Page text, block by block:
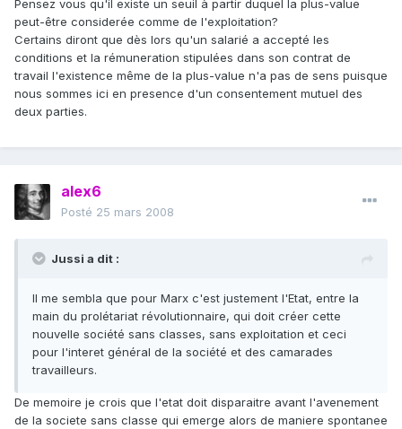
Pensez vous qu'il existe un seuil à partir duquel la plus-value
peut-être considerée comme de l'exploitation?
Certains diront que dès lors qu'un salarié a accepté les
conditions et la rémuneration stipulées dans son contrat de
travail l'existence même de la plus-value n'a pas de sens puisque
nous sommes ici en presence d'un consentement mutuel des
deux parties.
alex6
Posté 25 mars 2008
Jussi a dit :
Il me sembla que pour Marx c'est justement l'Etat, entre la
main du prolétariat révolutionnaire, qui doit créer cette
nouvelle société sans classes, sans exploitation et ceci
pour l'interet général de la société et des camarades
travailleurs.
De memoire je crois que l'etat doit disparaitre avant l'avenement
de la societe sans classe qui emerge alors de maniere spontanee